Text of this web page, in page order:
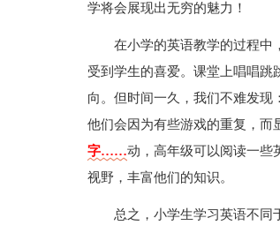
学将会展现出无穷的魅力！
在小学的英语教学的过程中
受到学生的喜爱。课堂上唱唱跳
向。但时间一久，我们不难发现
他们会因为有些游戏的重复，而
字……动，高年级可以阅读一些
视野，丰富他们的知识。
总之，小学生学习英语不同